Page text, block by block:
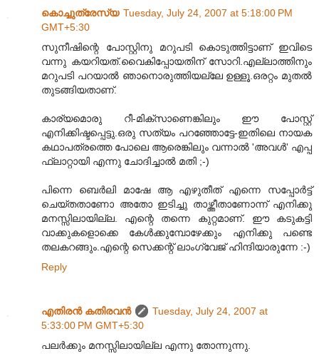
കൊച്ചുത്രേസ്യ Tuesday, July 24, 2007 at 5:18:00 PM
GMT+5:30
സുനീഷിന്റെ പോസ്റ്റിനു മറുപടി കൊടുത്തിട്ടാണ്‌ ഇവിടെ
വന്നു കയറിയത്‌.വൈകിപ്പോയതിന്‌ സോറി.എല്ലാത്തിനും
മറുപടി പറയാല്‍ ഞാനൊരുത്തിയല്ലേ ഉള്ളൂ.ഒരറ്റം മുതല്‍
തുടങ്ങിയതാണ്‌.
കാര്യമൊരു റീ-മിക്സാണെങ്കിലും ഈ പോസ്റ്റ്‌
എനിക്കിഷ്ടപ്പെട്ടു.ഒരു സത്യം പറഞ്ഞോട്ടേ-ഇതിലെ നായക
കഥാപത്രത്തെ പോലെ ആരെങ്കിലും വന്നാല്‍ 'അവള്‍' എപ്പ
ഫ്ലാറ്റായി എന്നു ചോദിച്ചാല്‍ മതി ;-)
പിന്നെ ബെര്‍ലി മാഷേ ആ എഴുതീത്‌ എന്നെ സപ്പോര്‍ട്ട്‌
ചെയ്തതാണോ അതോ ഇടിച്ചു താഴ്ത്തീതാണോന്ന്‌ എനിക്കു
മനസ്സിലായില്ല. എന്റെ തന്നെ കുറ്റമാണ്‌. ഈ കടുകട്ടി
വാക്കുകളൊക്കെ കേള്‍ക്കുമ്പോഴേക്കും എനിക്കു പണ്ടെ
തലകറങ്ങും.എന്റെ സെക്കന്റ്‌ ലാംഗ്വേജ്‌ ഹിന്ദിയാരുന്നേ :-)
Reply
എതിരന്‍ കതിരവന്‍
Tuesday, July 24, 2007 at
5:33:00 PM GMT+5:30
പലര്‍ക്കും മനസ്സിലായില്ല എന്നു തോന്നുന്നു.